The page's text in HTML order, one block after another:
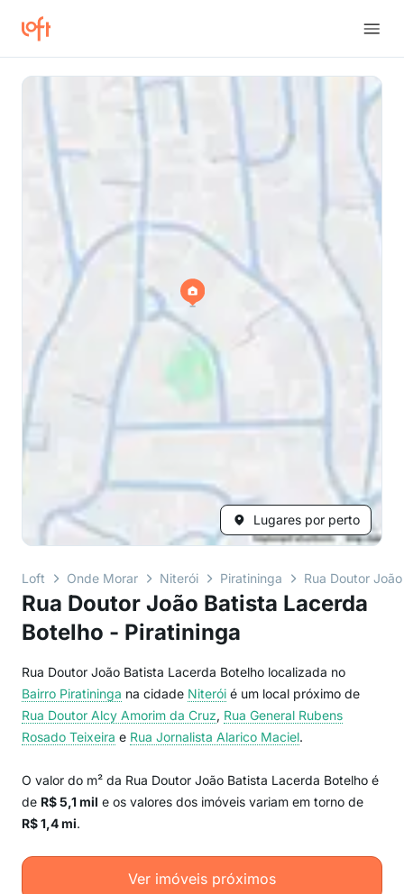
Lugares por perto
Loft Onde Morar Niterói Piratininga Rua Doutor
Rua Doutor João Batista Lacerda
Botelho - Piratininga
Rua Doutor João Batista Lacerda Botelho localizada no
Bairro Piratininga na cidade Niterói é um local próximo de
Rua Doutor Alcy Amorim da Cruz, Rua General Rubens
Rosado Teixeira e Rua Jornalista Alarico Maciel.
O valor do m² da Rua Doutor João Batista Lacerda Botelho é
de R$ 5,1 mil e os valores dos imóveis variam em torno de
R$ 1,4 mi.
Ver imóveis próximos